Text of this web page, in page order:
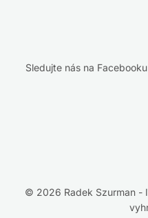
Sledujte nás na
© 2026 Radek Szurman -